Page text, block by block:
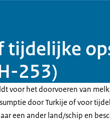
tijdelijke
253)
voor het doorvoeren van
door Turkije of voor
een ander land/schip en